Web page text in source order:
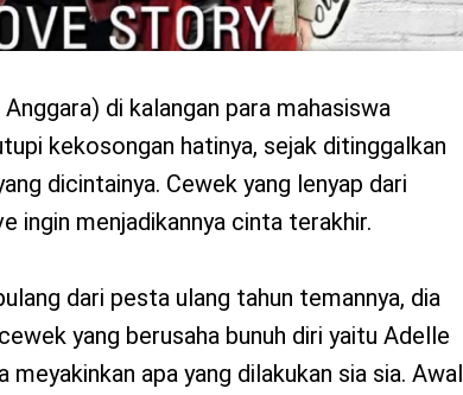
di kalangan para mahasiswa
kekosongan hatinya, sejak ditinggalkan
dicintainya. Cewek yang lenyap dari
ingin menjadikannya cinta terakhir.
dari pesta ulang tahun temannya, dia
yang berusaha bunuh diri yaitu Adelle
meyakinkan apa yang dilakukan sia sia. Awal